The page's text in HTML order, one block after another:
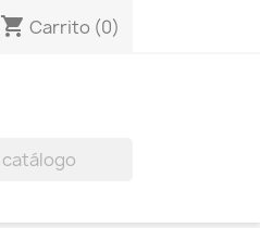
shopping_cart Carrito (0)